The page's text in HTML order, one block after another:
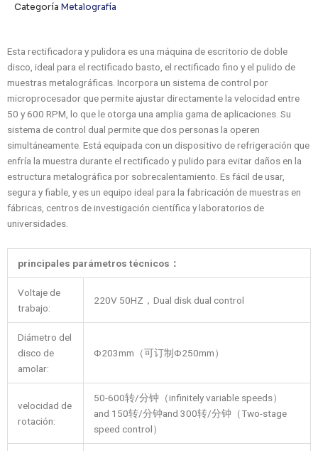
Categoría Metalografía
Esta rectificadora y pulidora es una máquina de escritorio de doble
disco, ideal para el rectificado basto, el rectificado fino y el pulido de
muestras metalográficas. Incorpora un sistema de control por
microprocesador que permite ajustar directamente la velocidad entre
50 y 600 RPM, lo que le otorga una amplia gama de aplicaciones. Su
sistema de control dual permite que dos personas la operen
simultáneamente. Está equipada con un dispositivo de refrigeración que
enfría la muestra durante el rectificado y pulido para evitar daños en la
estructura metalográfica por sobrecalentamiento. Es fácil de usar,
segura y fiable, y es un equipo ideal para la fabricación de muestras en
fábricas, centros de investigación científica y laboratorios de
universidades.
principales parámetros técnicos ：
Voltaje de
trabajo:
220V 50HZ，Dual disk dual control
Diámetro del
disco de
amolar:
Φ203mm（可订制Φ250mm）
velocidad de
rotación:
50-600转/分钟（infinitely variable speeds）
and 150转/分钟and 300转/分钟（Two-stage
speed control）